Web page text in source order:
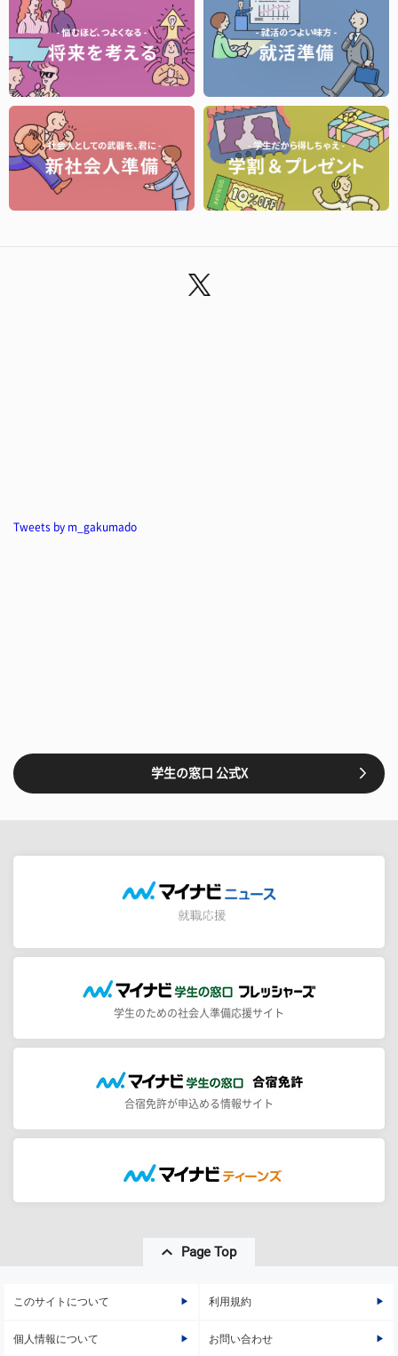
Tweets by m_gakumado
学生の窓口 公式X
学生のための社会人準備応援サイト
合宿免許が申込める情報サイト
Page Top
このサイトについて 利用規約
個人情報について お問い合わせ